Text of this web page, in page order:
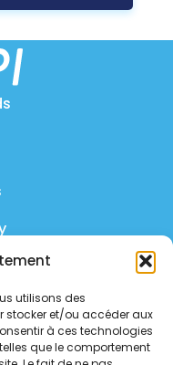
utilisons des
stocker et/ou accéder aux
à ces technologies
que le comportement